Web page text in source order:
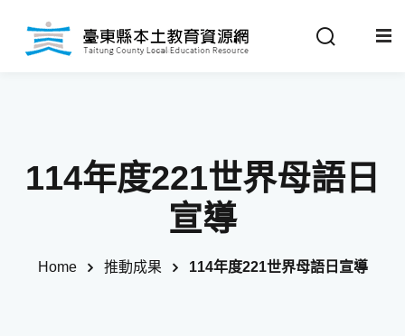
新消息114年度221世界母語日
宣導
Home 推動成果 114年度221世界母語日宣導
Sign in Sign up